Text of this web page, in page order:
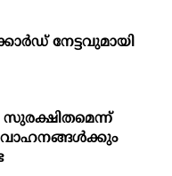
നേട്ടവുമായി
സുരക്ഷിതമെന്ന്
വാഹനങ്ങൾക്കും